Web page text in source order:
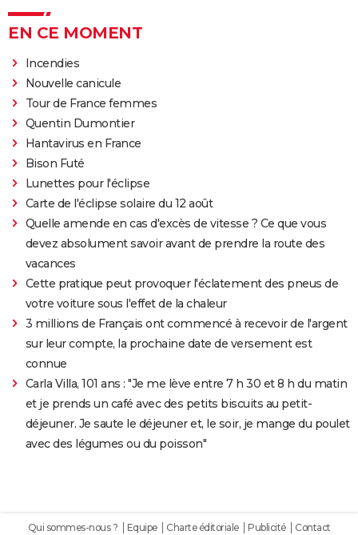
EN CE MOMENT
Incendies
Nouvelle canicule
Tour de France femmes
Quentin Dumontier
Hantavirus en France
Bison Futé
Lunettes pour l'éclipse
Carte de l'éclipse solaire du 12 août
Quelle amende en cas d'excès de vitesse ? Ce que vous
devez absolument savoir avant de prendre la route des
vacances
Cette pratique peut provoquer l'éclatement des pneus de
votre voiture sous l'effet de la chaleur
3 millions de Français ont commencé à recevoir de l'argent
sur leur compte, la prochaine date de versement est
connue
Carla Villa, 101 ans : "Je me lève entre 7 h 30 et 8 h du matin
et je prends un café avec des petits biscuits au petit-
déjeuner. Je saute le déjeuner et, le soir, je mange du poulet
avec des légumes ou du poisson"
Qui sommes-nous ? Equipe Charte éditoriale Publicité Contact